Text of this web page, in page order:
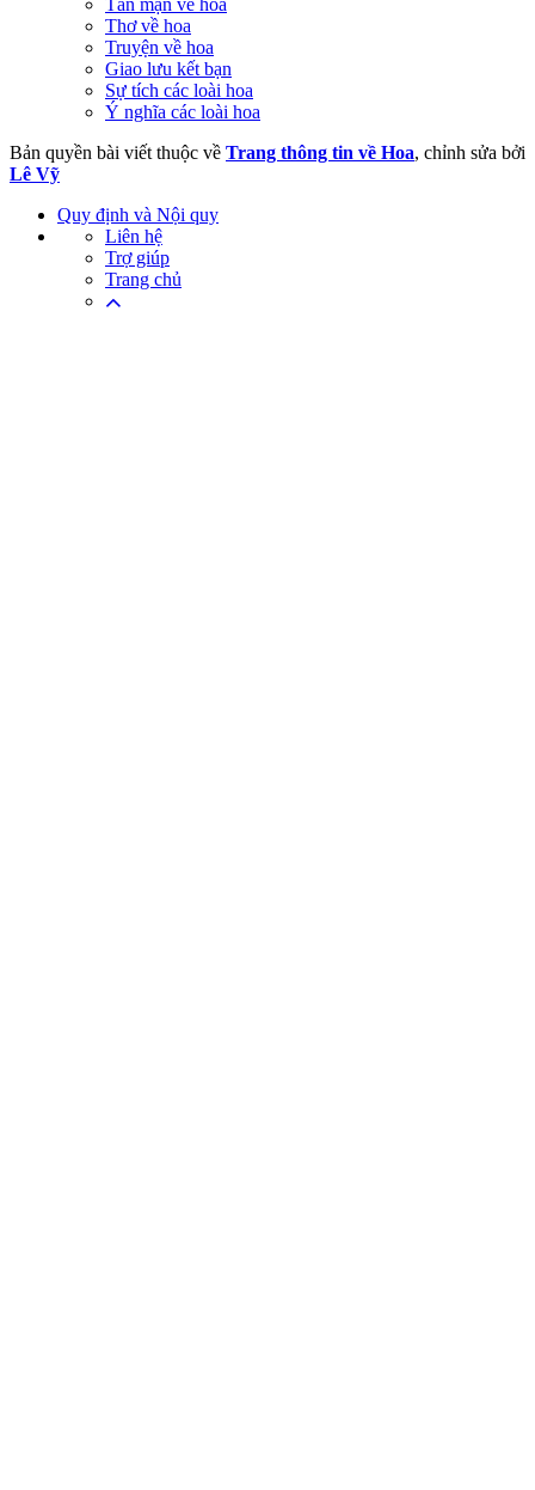
Tản mạn về hoa
Thơ về hoa
Truyện về hoa
Giao lưu kết bạn
Sự tích các loài hoa
Ý nghĩa các loài hoa
Bản quyền bài viết thuộc về Trang thông tin về Hoa, chỉnh sửa bởi
Lê Vỹ
Quy định và Nội quy
Liên hệ
Trợ giúp
Trang chủ